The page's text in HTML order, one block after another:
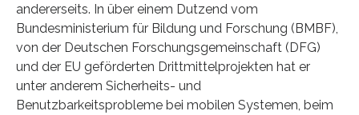
andererseits. In über einem Dutzend vom
Bundesministerium für Bildung und Forschung (BMBF),
von der Deutschen Forschungsgemeinschaft (DFG)
und der EU geförderten Drittmittelprojekten hat er
unter anderem Sicherheits- und
Benutzbarkeitsprobleme bei mobilen Systemen, beim